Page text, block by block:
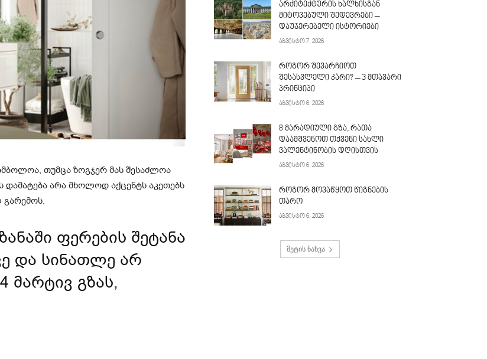
თუმცა ზოგჯერ მას შესაძლოა
არა მხოლოდ აქცენტს აკეთებს
გარემოს.
ფერების შეტანა
და სინათლე არ
გზას,
არქიტექტურის ხალხისგან
მიტოვებული შედევრები –
დაუჯერებელი ისტორიები
აგვისტო 7, 2026
როგორ შევარჩიოთ
შესასვლელი კარი? – 3 მთავარი
პრინციპი
აგვისტო 6, 2026
8 მარადიული გზა, რათა
დაამშვენოთ თქვენი სახლი
ვალენტინობის დღისთვის
აგვისტო 6, 2026
როგორ მოვაწყოთ წიგნების
თარო
აგვისტო 6, 2026
მეტის ნახვა